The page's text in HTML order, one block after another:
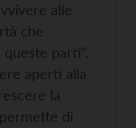
alle
che
parti”.
aperti alla
la
di